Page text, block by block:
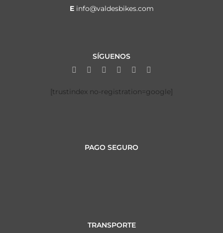
E info@valdesbikes.com
SÍGUENOS
[trustindex no-registration=google]
PAGO SEGURO
TRANSPORTE